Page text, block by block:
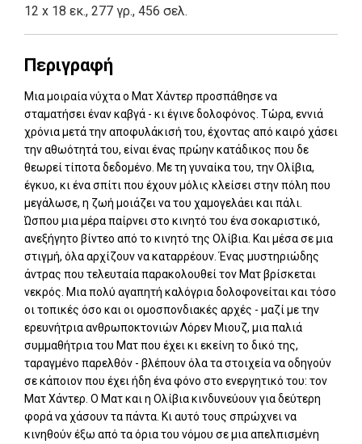
12 x 18 εκ., 277 γρ., 456 σελ.
Περιγραφή
Μια μοιραία νύχτα ο Ματ Χάντερ προσπάθησε να
σταματήσει έναν καβγά - κι έγινε δολοφόνος. Τώρα, εννιά
χρόνια μετά την αποφυλάκισή του, έχοντας από καιρό χάσει
την αθωότητά του, είναι ένας πρώην κατάδικος που δε
θεωρεί τίποτα δεδομένο. Με τη γυναίκα του, την Ολίβια,
έγκυο, κι ένα σπίτι που έχουν μόλις κλείσει στην πόλη που
μεγάλωσε, η ζωή μοιάζει να του χαμογελάει και πάλι.
Ώσπου μια μέρα παίρνει στο κινητό του ένα σοκαριστικό,
ανεξήγητο βίντεο από το κινητό της Ολίβια. Και μέσα σε μια
στιγμή, όλα αρχίζουν να καταρρέουν. Ένας μυστηριώδης
άντρας που τελευταία παρακολουθεί τον Ματ βρίσκεται
νεκρός. Μια πολύ αγαπητή καλόγρια δολοφονείται και τόσο
οι τοπικές όσο και οι ομοσπονδιακές αρχές - μαζί με την
ερευνήτρια ανθρωποκτονιών Λόρεν Μιουζ, μια παλιά
συμμαθήτρια του Ματ που έχει κι εκείνη το δικό της,
ταραγμένο παρελθόν - βλέπουν όλα τα στοιχεία να οδηγούν
σε κάποιον που έχει ήδη ένα φόνο στο ενεργητικό του: τον
Ματ Χάντερ. Ο Ματ και η Ολίβια κινδυνεύουν για δεύτερη
φορά να χάσουν τα πάντα. Κι αυτό τους σπρώχνει να
κινηθούν έξω από τα όρια του νόμου σε μια απελπισμένη